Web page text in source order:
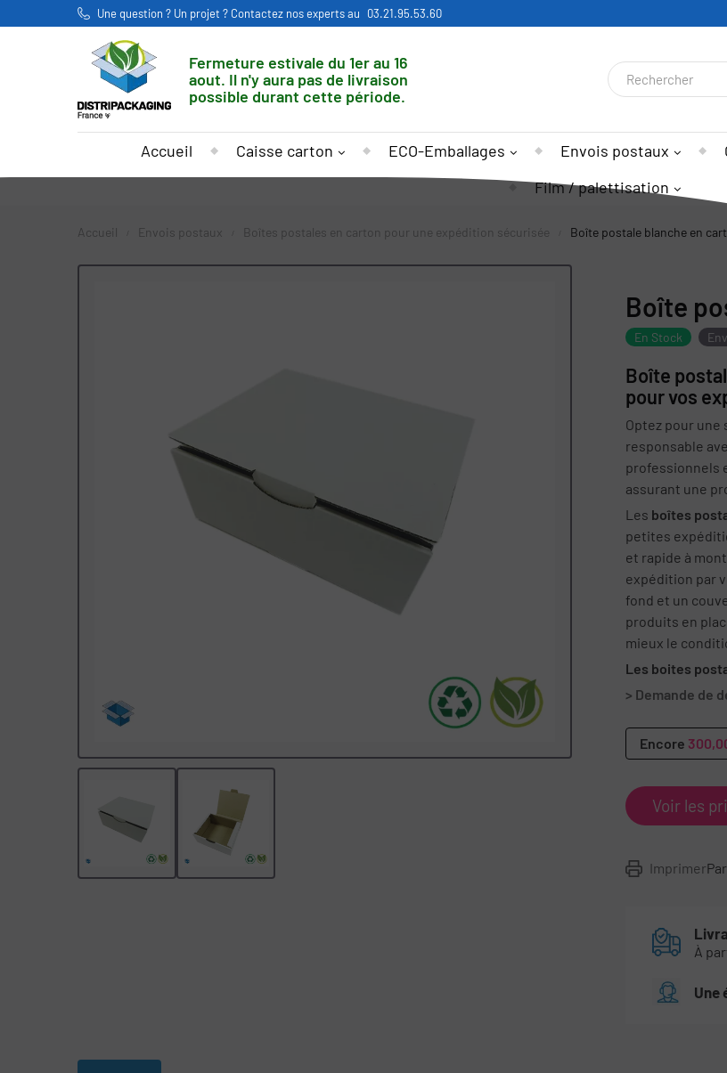
Une question ? Un projet ? Contactez nos experts au 03.21.95.53.60
Fermeture estivale du 1er au 16
aout. Il n'y aura pas de livraison
possible durant cette période.
Accueil Caisse carton ECO-Emballages Envois postaux
Film / palettisation
Accueil Envois postaux Boîtes postales en carton pour une expédition sécurisée Boîte postale blanche en
Boîte
En Stock
Boîte
pour vos
Optez pour une
responsable
professionnels
assurant une
Les boîtes
petites
et rapide à
expédition par
fond et un
produits en
mieux le
Les boites
> Demande de
Encore
Voir les
Imprimer
À
Une